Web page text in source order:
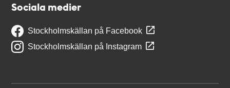
Sociala medier
Stockholmskällan på Facebook
Stockholmskällan på Instagram